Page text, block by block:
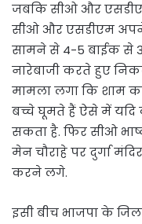
जबकि सीओ और
सीओ और एसडीएम
सामने से 4-5 बाईक से
नारेबाजी करते हुए
मामला लगा कि शाम
बच्चे घूमते हैं ऐसे में यदि
सकता है. फिर सीओ
मेन चौराहे पर दुर्गा
करने लगे.
इसी बीच भाजपा के